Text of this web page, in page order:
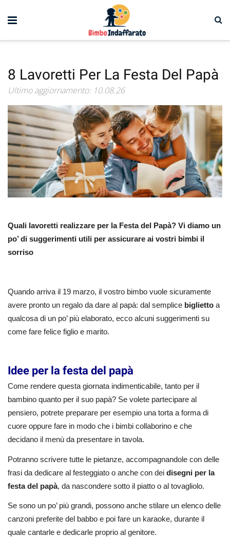
8 Lavoretti Per La Festa Del Papà
Ultimo aggiornamento: 10.08.26
Quali lavoretti realizzare per la Festa del Papà? Vi diamo un
po’ di suggerimenti utili per assicurare ai vostri bimbi il
sorriso
Quando arriva il 19 marzo, il vostro bimbo vuole sicuramente
avere pronto un regalo da dare al papà: dal semplice biglietto a
qualcosa di un po’ più elaborato, ecco alcuni suggerimenti su
come fare felice figlio e marito.
Idee per la festa del papà
Come rendere questa giornata indimenticabile, tanto per il
bambino quanto per il suo papà? Se volete partecipare al
pensiero, potrete preparare per esempio una torta a forma di
cuore oppure fare in modo che i bimbi collaborino e che
decidano il menù da presentare in tavola.
Potranno scrivere tutte le pietanze, accompagnandole con delle
frasi da dedicare al festeggiato o anche con dei disegni per la
festa del papà, da nascondere sotto il piatto o al tovagliolo.
Se sono un po’ più grandi, possono anche stilare un elenco delle
canzoni preferite del babbo e poi fare un karaoke, durante il
quale cantarle e dedicarle proprio al genitore.